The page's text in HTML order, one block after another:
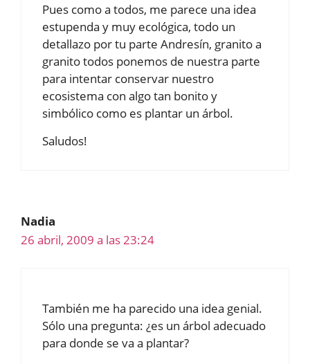
Pues como a todos, me parece una idea
estupenda y muy ecológica, todo un
detallazo por tu parte Andresín, granito a
granito todos ponemos de nuestra parte
para intentar conservar nuestro
ecosistema con algo tan bonito y
simbólico como es plantar un árbol.
Saludos!
Nadia
26 abril, 2009 a las 23:24
También me ha parecido una idea genial.
Sólo una pregunta: ¿es un árbol adecuado
para donde se va a plantar?